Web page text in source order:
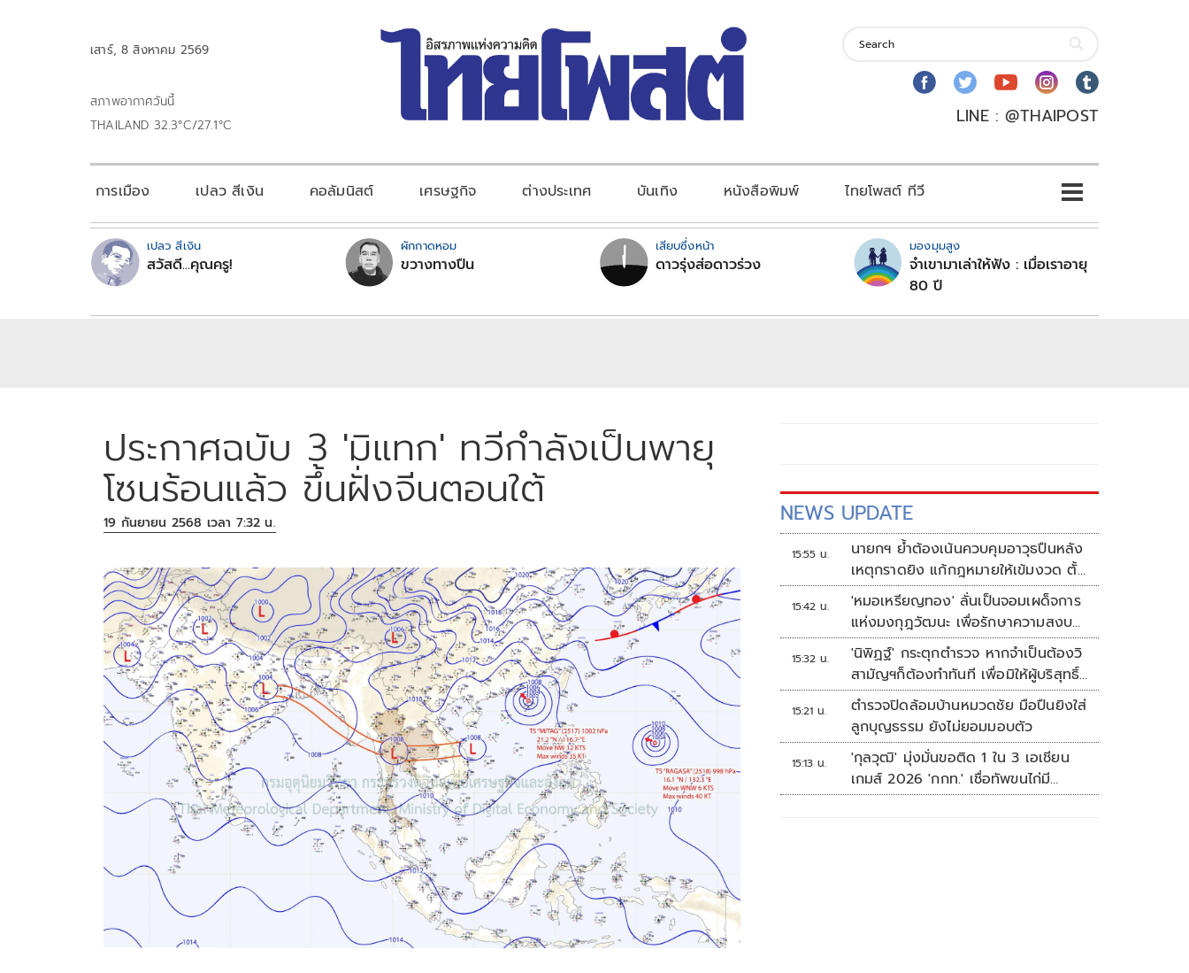
เสาร์, 8 สิงหาคม 2569
สภาพอากาศวันนี้
THAILAND 32.3°C/27.1°C
LINE : @THAIPOST
การเมือง เปลว สีเงิน คอลัมนิสต์ เศรษฐกิจ ต่างประเทศ บันเทิง หนังสือพิมพ์ ไทยโพสต์ ทีวี
เปลว สีเงิน
สวัสดี...คุณครู!
ผักกาดหอม
ขวางทางปืน
เสียบซึ่งหน้า
ดาวรุ่งส่อดาวร่วง
มองมุมสูง
จำเขามาเล่าให้ฟัง : เมื่อเราอายุ
80 ปี
ประกาศฉบับ 3 'มิแทก' ทวีกำลังเป็นพายุ
โซนร้อนแล้ว ขึ้นฝั่งจีนตอนใต้
19 กันยายน 2568 เวลา 7:32 น. NEWS UPDATE
15:55 น.
นายกฯ ย้ำต้องเน้นควบคุมอาวุธปืนหลัง
เหตุกราดยิง แก้กฎหมายให้เข้มงวด ตั้ง
ด่านตรวจเพิ่ม
15:42 น.
'หมอเหรียญทอง' ลั่นเป็นจอมเผด็จการ
แห่งมงกุฎวัฒนะ เพื่อรักษาความสงบ
ปลอดภัยภายในรพ.
15:32 น.
'นิพิฏฐ์' กระตุกตำรวจ หากจำเป็นต้องวิ
สามัญฯก็ต้องทำทันที เพื่อมิให้ผู้บริสุทธิ์
เสียชีวิตเพิ่ม
15:21 น.
ตำรวจปิดล้อมบ้านหมวดชัย มือปืนยิงใส่
ลูกบุญธรรม ยังไม่ยอมมอบตัว
15:13 น.
'กุลวุฒิ' มุ่งมั่นขอติด 1 ใน 3 เอเชียน
เกมส์ 2026 'กกท.' เชื่อทัพขนไก่มี
เหรียญแน่